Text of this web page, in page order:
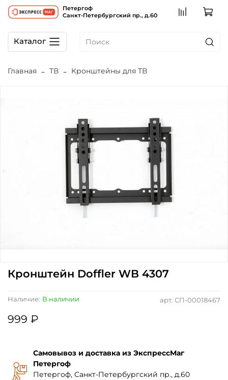
Петергоф
Санкт-Петербургский пр., д.60
Каталог
Главная ТВ Кронштейны для ТВ
арт. СП-00018467
Наличие: В наличии
Кронштейн Doffler WB 4307
999 ₽
Самовывоз и доставка из ЭкспрессМаг
Петергоф
Петергоф, Санкт-Петербургский пр., д.60